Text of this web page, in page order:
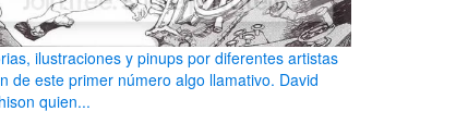
ilustraciones y pinups por diferentes artistas
de este primer número algo llamativo. David
quien...